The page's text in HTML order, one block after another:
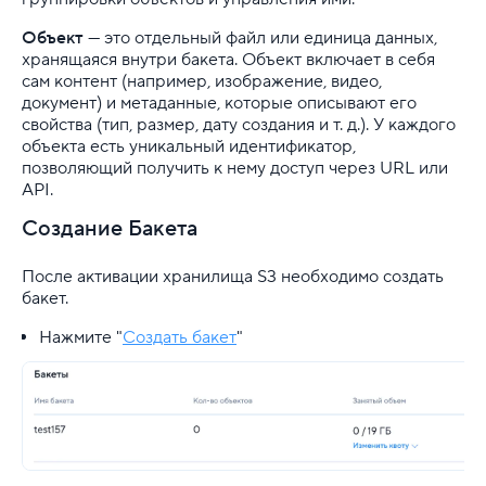
Объект — это отдельный файл или единица данных,
хранящаяся внутри бакета. Объект включает в себя
сам контент (например, изображение, видео,
документ) и метаданные, которые описывают его
свойства (тип, размер, дату создания и т. д.). У каждого
объекта есть уникальный идентификатор,
позволяющий получить к нему доступ через URL или
API.
Создание Бакета
После активации хранилища S3 необходимо создать
бакет.
Нажмите "Создать бакет"